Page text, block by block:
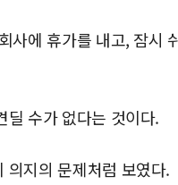
사에 휴가를 내고, 잠시
딜 수가 없다는 것이다.
의지의 문제처럼 보였다.